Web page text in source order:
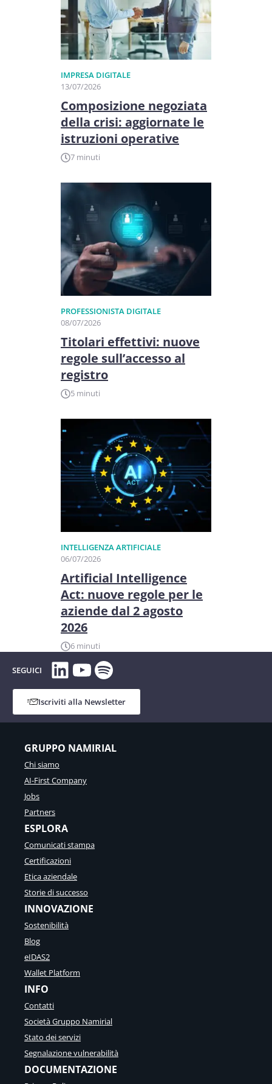
IMPRESA DIGITALE
13/07/2026
Composizione negoziata
della crisi: aggiornate le
istruzioni operative
7 minuti
PROFESSIONISTA DIGITALE
08/07/2026
Titolari effettivi: nuove
regole sull’accesso al
registro
5 minuti
INTELLIGENZA ARTIFICIALE
06/07/2026
Artificial Intelligence
Act: nuove regole per le
aziende dal 2 agosto
2026
6 minuti
SEGUICI LinkedIn
YouTube
Spotify
Iscriviti alla Newsletter
GRUPPO NAMIRIAL
Chi siamo
AI-First Company
Jobs
Partners
ESPLORA
Comunicati stampa
Certificazioni
Etica aziendale
Storie di successo
INNOVAZIONE
Sostenibilità
Blog
eIDAS2
Wallet Platform
INFO
Contatti
Società Gruppo Namirial
Stato dei servizi
Segnalazione vulnerabilità
DOCUMENTAZIONE